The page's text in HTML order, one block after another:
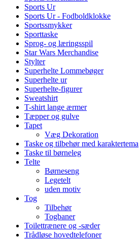
Sports Ur
Sports Ur - Fodboldklokke
Sportssmykker
Sporttaske
Sprog- og læringsspil
Star Wars Merchandise
Stylter
Superhelte Lommebøger
Superhelte ur
Superhelte-figurer
Sweatshirt
T-shirt lange ærmer
Tæpper og gulve
Tapet
Væg Dekoration
Taske og tilbehør med karaktertema
Taske til børneleg
Telte
Børneseng
Legetelt
uden motiv
Tog
Tilbehør
Togbaner
Toilettrænere og -sæder
Trådløse hovedtelefoner